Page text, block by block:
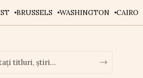
BRUSSELS WASHINGTON CAIRO